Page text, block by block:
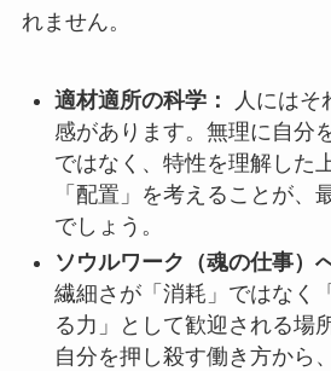
れません。
適材適所の科学：
人にはそ
感があります。無理に自分
ではなく、特性を理解した
「配置」を考えることが、
でしょう。
ソウルワーク（魂の仕事）
繊細さが「消耗」ではなく
る力」として歓迎される場
自分を押し殺す働き方から